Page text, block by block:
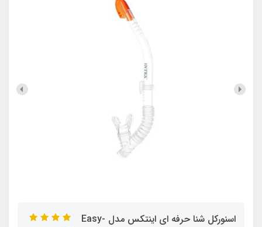
اسنورکل شنا حرفه ای اینتکس مدل Easy-